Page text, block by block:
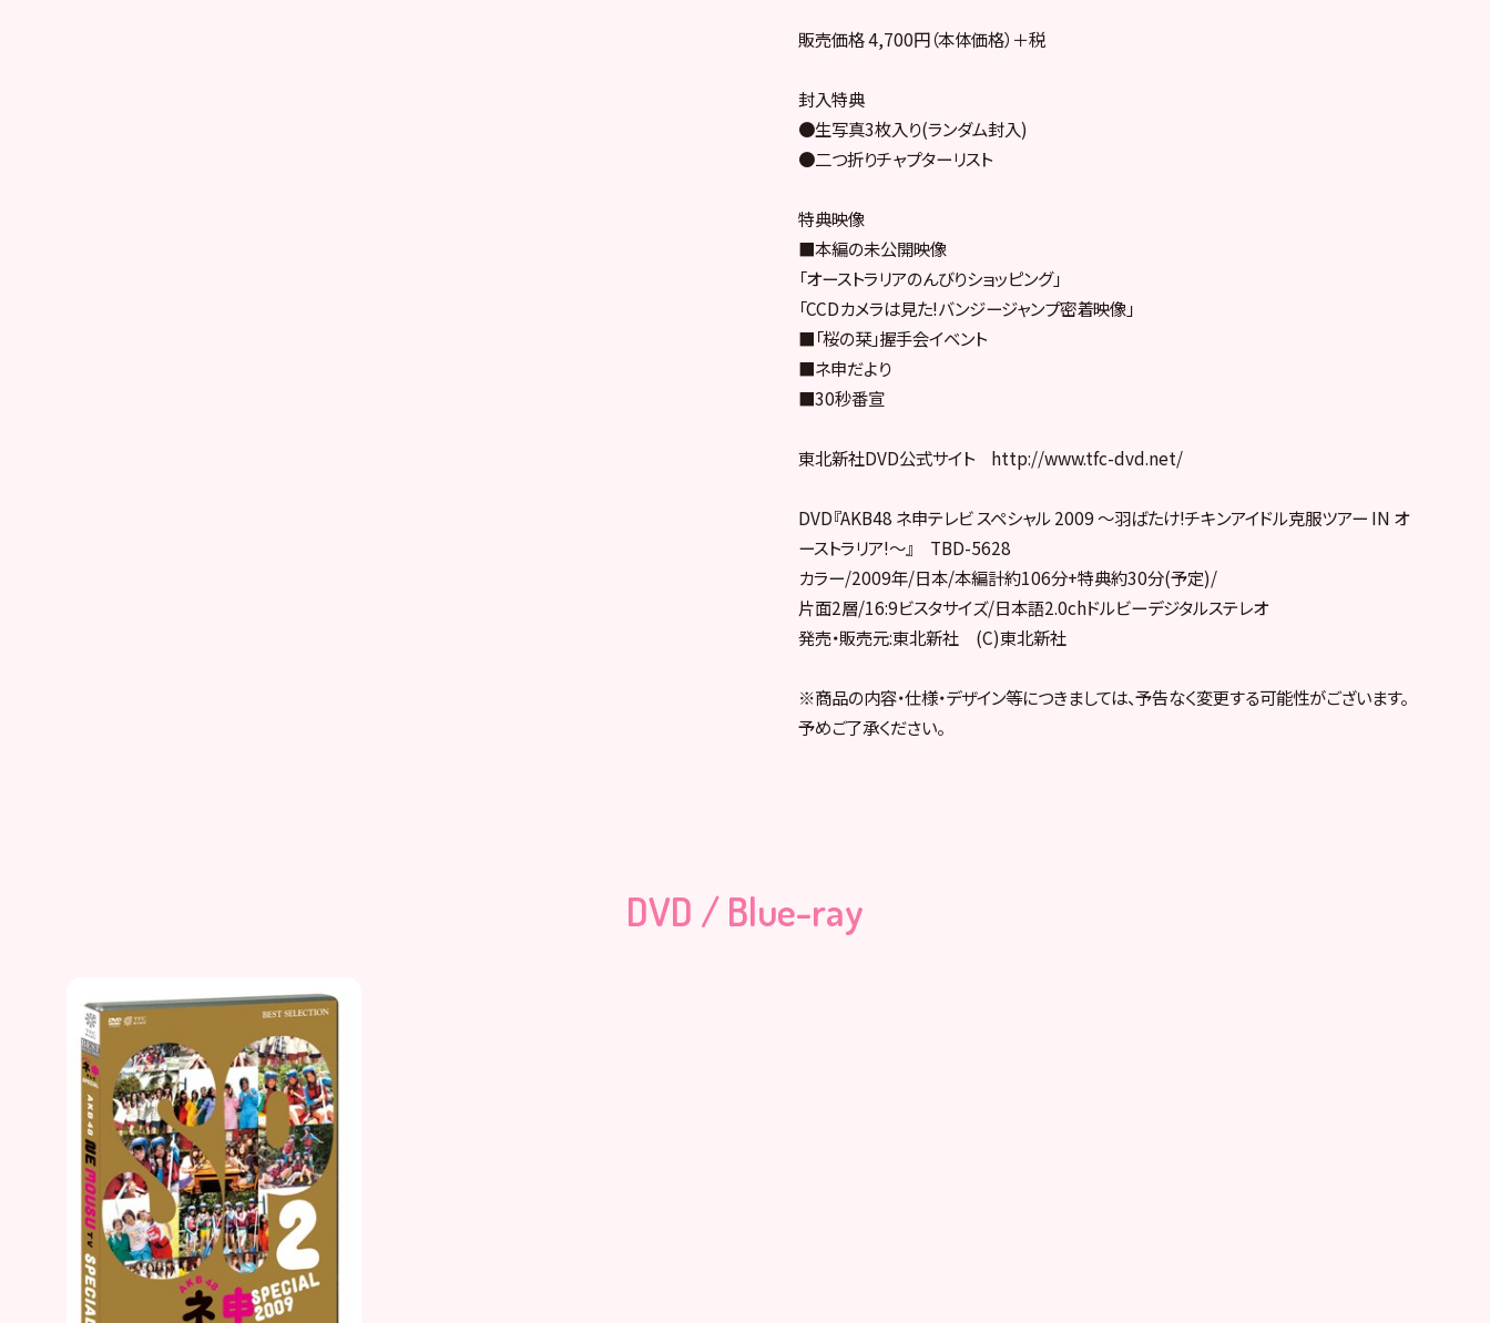
販売価格 4,700円（本体価格）＋税
封入特典
●生写真3枚入り(ランダム封入)
●二つ折りチャプターリスト
特典映像
■本編の未公開映像
「オーストラリアのんびりショッピング」
「CCDカメラは見た!バンジージャンプ密着映像」
■「桜の栞」握手会イベント
■ネ申だより
■30秒番宣
東北新社DVD公式サイト http://www.tfc-dvd.net/
DVD『AKB48 ネ申テレビ スペシャル 2009 〜羽ばたけ!チキンアイドル克服ツアー IN オ
ーストラリア!〜』 TBD-5628
カラー/2009年/日本/本編計約106分+特典約30分(予定)/
片面2層/16:9ビスタサイズ/日本語2.0chドルビーデジタルステレオ
発売・販売元:東北新社 (C)東北新社
※商品の内容・仕様・デザイン等につきましては、予告なく変更する可能性がございます。
予めご了承ください。
DVD / Blue-ray